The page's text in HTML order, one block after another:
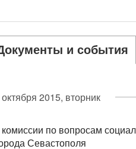
и события
2015, вторник
по вопросам
Севастополя